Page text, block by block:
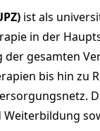
ist als
in der
gesamten
bis hin zu